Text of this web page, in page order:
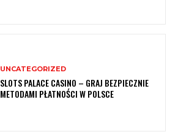
UNCATEGORIZED
SLOTS PALACE CASINO – GRAJ BEZPIECZNIE
METODAMI PŁATNOŚCI W POLSCE